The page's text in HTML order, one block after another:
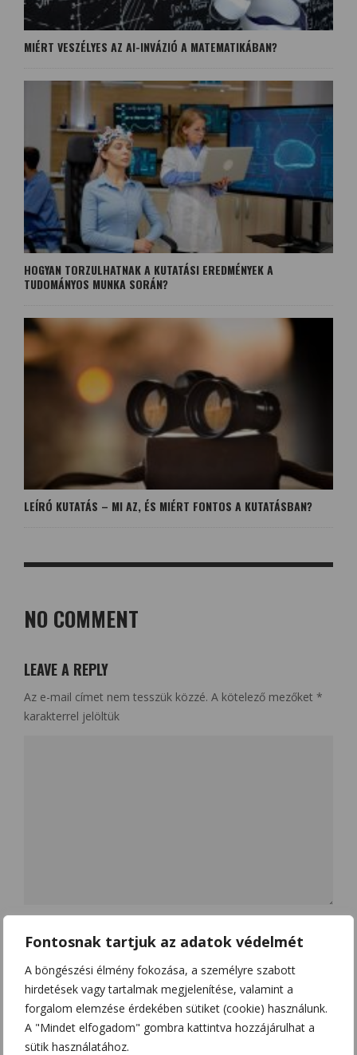
Fontosnak tartjuk az adatok védelmét
A böngészési élmény fokozása, a személyre szabott
hirdetések vagy tartalmak megjelenítése, valamint a
forgalom elemzése érdekében sütiket (cookie) használunk.
A "Mindet elfogadom" gombra kattintva hozzájárulhat a
sütik használatához.
MIÉRT VESZÉLYES AZ AI-INVÁZIÓ A MATEMATIKÁBAN?
HOGYAN TORZULHATNAK A KUTATÁSI EREDMÉNYEK A
TUDOMÁNYOS MUNKA SORÁN?
LEÍRÓ KUTATÁS – MI AZ, ÉS MIÉRT FONTOS A KUTATÁSBAN?
NO COMMENT
LEAVE A REPLY
Az e-mail címet nem tesszük közzé. A kötelező mezőket *
karakterrel jelöltük
Email*